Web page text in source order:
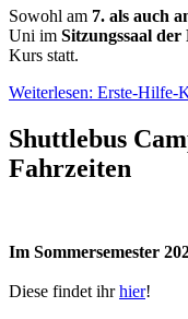
Sowohl am 7. als auch
Uni im Sitzungssaal der
Kurs statt.
Weiterlesen: Erste-Hilfe-
Shuttlebus
Fahrzeiten
Im Sommersemester
Diese findet ihrhier!